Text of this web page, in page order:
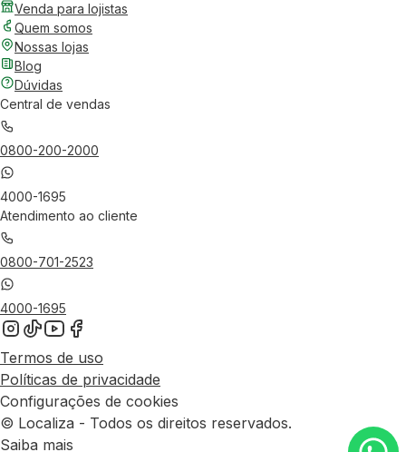
Venda para lojistas
Quem somos
Nossas lojas
Blog
Dúvidas
Central de vendas
0800-200-2000
4000-1695
Atendimento ao cliente
0800-701-2523
4000-1695
Termos de uso
Políticas de privacidade
Configurações de cookies
© Localiza - Todos os direitos reservados.
Saiba mais